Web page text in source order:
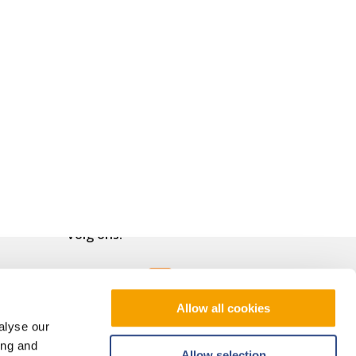
our
and
Allow all cookies
Volg ons!